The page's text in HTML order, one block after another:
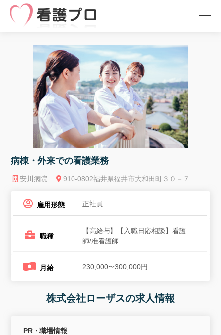
病棟・外来での看護業務
安川病院 910-0802福井県福井市大和田町３０－７
雇用形態 正社員
職種
【高給与】【入職日応相談】看護
師/准看護師
月給 230,000〜300,000円
株式会社ローザスの求人情報
PR・職場情報